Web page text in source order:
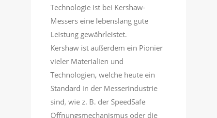
Technologie ist bei Kershaw-
Messers eine lebenslang gute
Leistung gewährleistet.
Kershaw ist außerdem ein Pionier
vieler Materialien und
Technologien, welche heute ein
Standard in der Messerindustrie
sind, wie z. B. der SpeedSafe
Öffnungsmechanismus oder die